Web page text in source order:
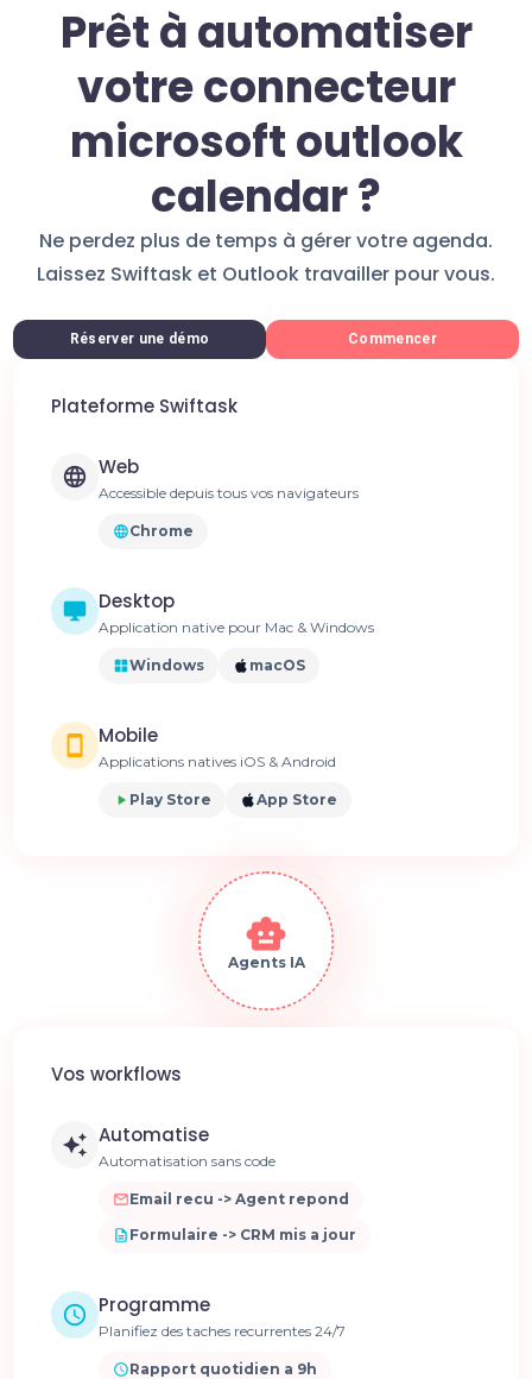
Prêt à automatiser
votre connecteur
microsoft outlook
calendar ?
Ne perdez plus de temps à gérer votre agenda.
Laissez Swiftask et Outlook travailler pour vous.
Réserver une démo Commencer
Plateforme Swiftask
Web
Accessible depuis tous vos navigateurs
Chrome
Desktop
Application native pour Mac & Windows
Windows macOS
Mobile
Applications natives iOS & Android
Play Store App Store
Agents IA
Vos workflows
Automatise
Automatisation sans code
Email recu -> Agent repond
Formulaire -> CRM mis a jour
Programme
Planifiez des taches recurrentes 24/7
Rapport quotidien a 9h